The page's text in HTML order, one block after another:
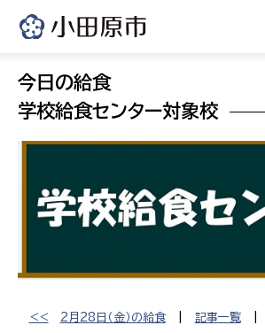
今日の給食
学校給食センター対象校
<< 2月28日（金）の給食| 記事一覧|